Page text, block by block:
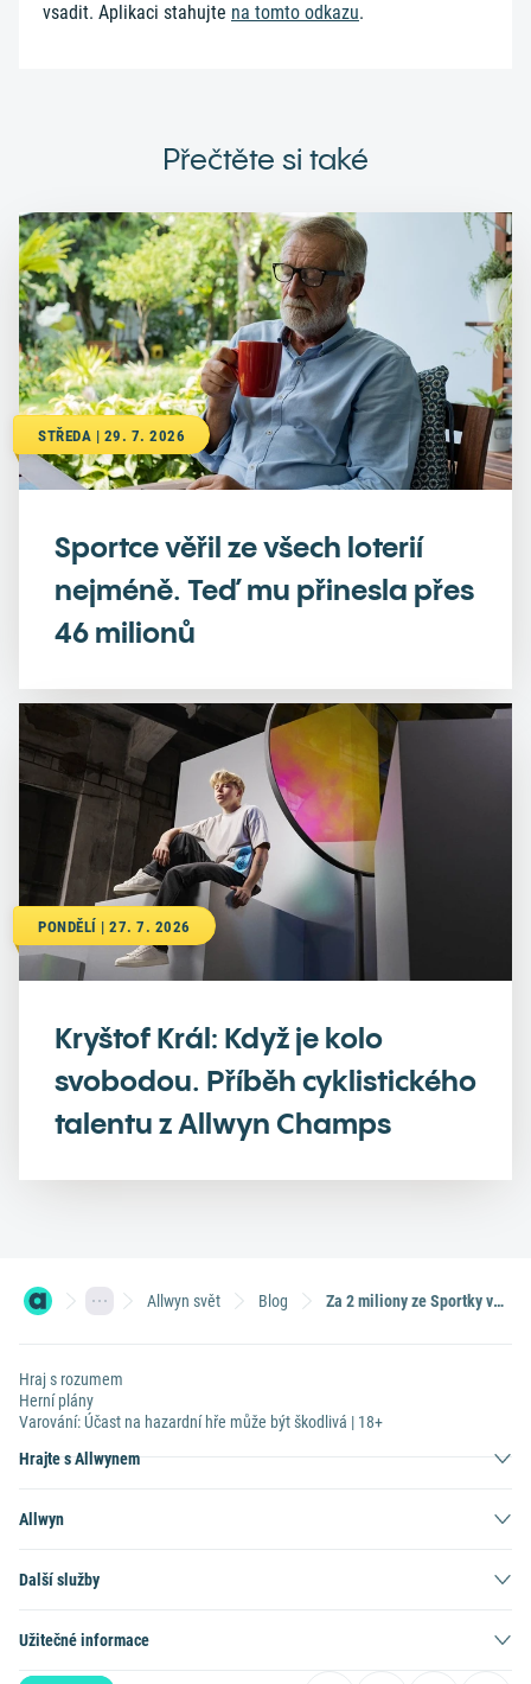
vsadit. Aplikaci stahujte na tomto odkazu.
Přečtěte si také
STŘEDA | 29. 7. 2026
Sportce věřil ze všech loterií
nejméně. Teď mu přinesla přes
46 milionů
PONDĚLÍ | 27. 7. 2026
Kryštof Král: Když je kolo
svobodou. Příběh cyklistického
talentu z Allwyn Champs
Allwyn svět Blog Za 2 miliony ze Sportky vezme své dvě děti na prázdniny do Afriky
Hraj s rozumem
Herní plány
Varování: Účast na hazardní hře může být škodlivá | 18+
Hrajte s Allwynem
Allwyn
Další služby
Užitečné informace